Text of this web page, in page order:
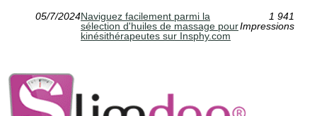
05/7/2024Naviguez facilement parmi la
sélection d'huiles de massage pour
kinésithérapeutes sur Insphy.com
1 941
Impressions